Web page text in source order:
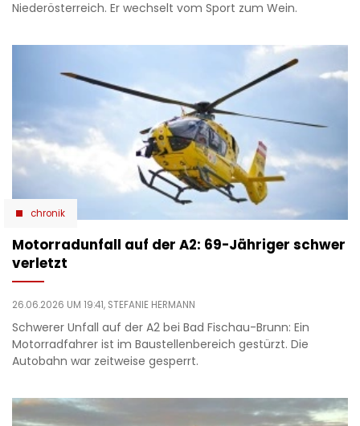
Niederösterreich. Er wechselt vom Sport zum Wein.
chronik
Motorradunfall auf der A2: 69-Jähriger schwer
verletzt
26.06.2026 UM 19:41, STEFANIE HERMANN
Schwerer Unfall auf der A2 bei Bad Fischau-Brunn: Ein
Motorradfahrer ist im Baustellenbereich gestürzt. Die
Autobahn war zeitweise gesperrt.